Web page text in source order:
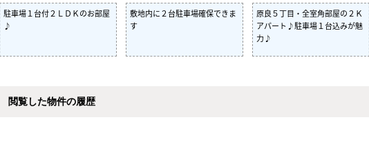
駐車場１台付２ＬＤＫのお部屋
♪
敷地内に２台駐車場確保できま
す
原良５丁目・全室角部屋の２Ｋ
アパート♪駐車場１台込みが魅
力♪
閲覧した物件の履歴